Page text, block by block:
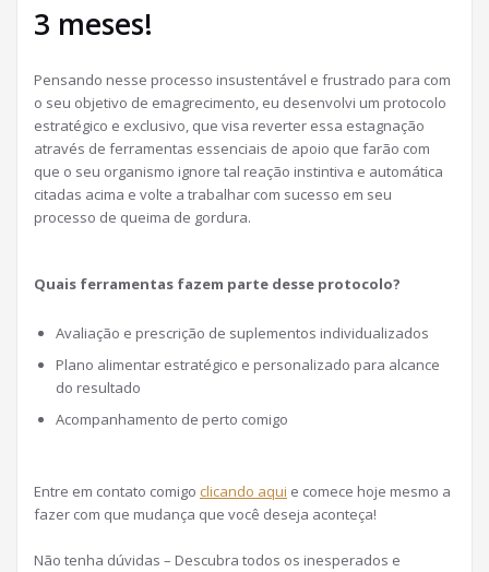
3 meses!
Pensando nesse processo insustentável e frustrado para com
o seu objetivo de emagrecimento, eu desenvolvi um protocolo
estratégico e exclusivo, que visa reverter essa estagnação
através de ferramentas essenciais de apoio que farão com
que o seu organismo ignore tal reação instintiva e automática
citadas acima e volte a trabalhar com sucesso em seu
processo de queima de gordura.
Quais ferramentas fazem parte desse protocolo?
Avaliação e prescrição de suplementos individualizados
Plano alimentar estratégico e personalizado para alcance
do resultado
Acompanhamento de perto comigo
Entre em contato comigo clicando aqui e comece hoje mesmo a
fazer com que mudança que você deseja aconteça!
Não tenha dúvidas – Descubra todos os inesperados e